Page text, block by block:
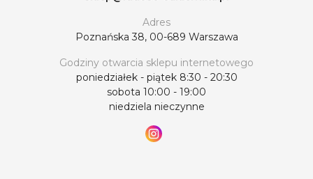
Adres
Poznańska 38, 00-689 Warszawa
Godziny otwarcia sklepu internetowego
poniedziałek - piątek 8:30 - 20:30
sobota 10:00 - 19:00
niedziela nieczynne